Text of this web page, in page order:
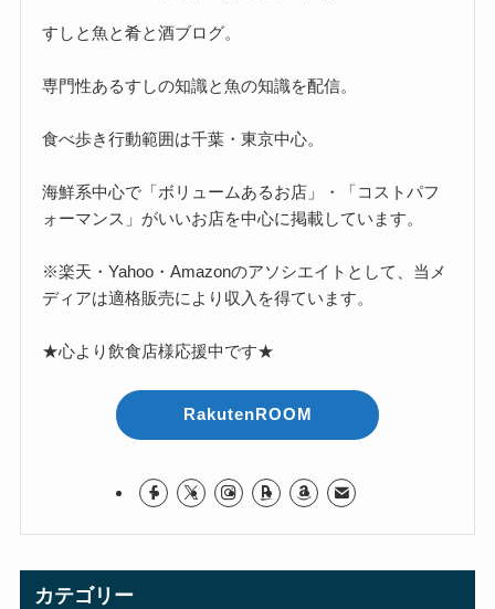
すしと魚と肴と酒ブログ。
専門性あるすしの知識と魚の知識を配信。
食べ歩き行動範囲は千葉・東京中心。
海鮮系中心で「ボリュームあるお店」・「コストパフ
ォーマンス」がいいお店を中心に掲載しています。
※楽天・Yahoo・Amazonのアソシエイトとして、当メ
ディアは適格販売により収入を得ています。
★心より飲食店様応援中です★
RakutenROOM
カテゴリー